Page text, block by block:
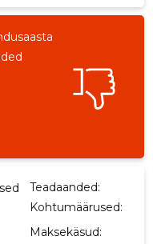
Teadaanded:
Kohtumäärused:
Maksekäsud: